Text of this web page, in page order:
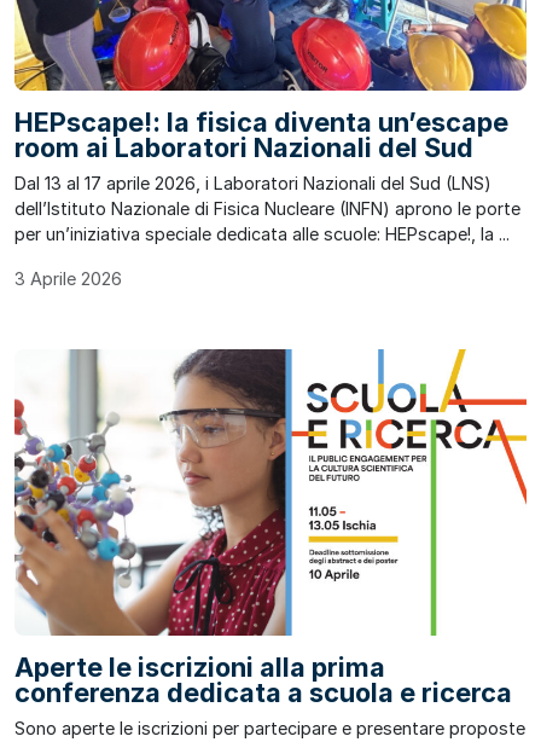
HEPscape!: la fisica diventa un’escape
room ai Laboratori Nazionali del Sud
Dal 13 al 17 aprile 2026, i Laboratori Nazionali del Sud (LNS)
dell’Istituto Nazionale di Fisica Nucleare (INFN) aprono le porte
per un’iniziativa speciale dedicata alle scuole: HEPscape!, la ...
3 Aprile 2026
Aperte le iscrizioni alla prima
conferenza dedicata a scuola e ricerca
Sono aperte le iscrizioni per partecipare e presentare proposte